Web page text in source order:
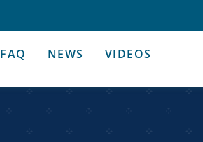
Medien &
FAQ NEWS VIDEOS